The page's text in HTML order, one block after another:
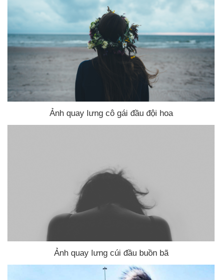
Ảnh quay lưng cô gái đầu đội hoa
Ảnh quay lưng cúi đầu buồn bã